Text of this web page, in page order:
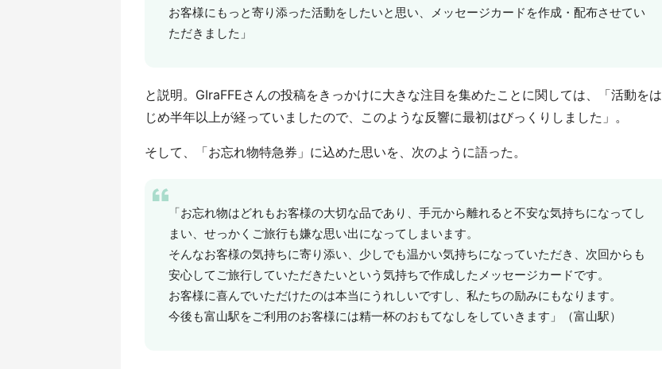
お客様にもっと寄り添った活動をしたいと思い、メッセージカードを作成・配布させてい
ただきました」
と説明。GIraFFEさんの投稿をきっかけに大きな注目を集めたことに関しては、「活動をは
じめ半年以上が経っていましたので、このような反響に最初はびっくりしました」。
そして、「お忘れ物特急券」に込めた思いを、次のように語った。
「お忘れ物はどれもお客様の大切な品であり、手元から離れると不安な気持ちになってし
まい、せっかくご旅行も嫌な思い出になってしまいます。
そんなお客様の気持ちに寄り添い、少しでも温かい気持ちになっていただき、次回からも
安心してご旅行していただきたいという気持ちで作成したメッセージカードです。
お客様に喜んでいただけたのは本当にうれしいですし、私たちの励みにもなります。
今後も富山駅をご利用のお客様には精一杯のおもてなしをしていきます」（富山駅）